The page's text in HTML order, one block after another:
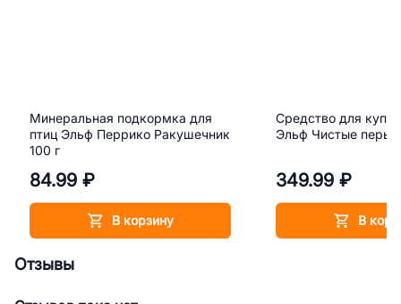
Минеральная подкормка для
птиц Эльф Перрико Ракушечник
100 г
84.99 ₽
В корзину
Средство для
Эльф Чистые
349.99 ₽
В
Отзывы